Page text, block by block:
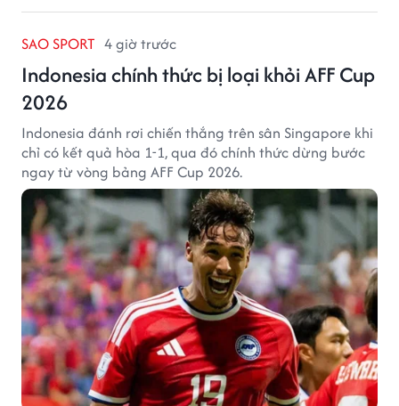
SAO SPORT 4 giờ trước
Indonesia chính thức bị loại khỏi AFF Cup
2026
Indonesia đánh rơi chiến thắng trên sân Singapore khi
chỉ có kết quả hòa 1-1, qua đó chính thức dừng bước
ngay từ vòng bảng AFF Cup 2026.